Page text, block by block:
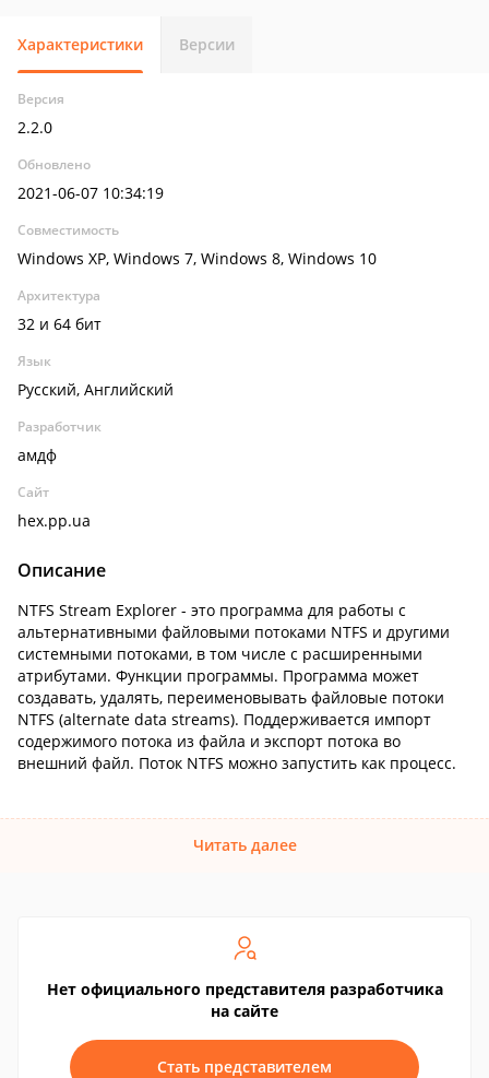
Характеристики Версии
Версия
2.2.0
Обновлено
2021-06-07 10:34:19
Совместимость
Windows XP, Windows 7, Windows 8, Windows 10
Архитектура
32 и 64 бит
Язык
Русский, Английский
Разработчик
амдф
Сайт
hex.pp.ua
Описание
NTFS Stream Explorer - это программа для работы с
альтернативными файловыми потоками NTFS и другими
системными потоками, в том числе с расширенными
атрибутами. Функции программы. Программа может
создавать, удалять, переименовывать файловые потоки
NTFS (alternate data streams). Поддерживается импорт
содержимого потока из файла и экспорт потока во
внешний файл. Поток NTFS можно запустить как процесс.
Читать далее
Нет официального представителя разработчика
на сайте
Стать представителем